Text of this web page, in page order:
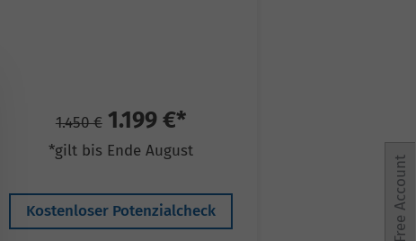
1.450 €1.199 €*
*gilt bis Ende August
Kostenloser Potenzialcheck
*gilt bis
Free Account